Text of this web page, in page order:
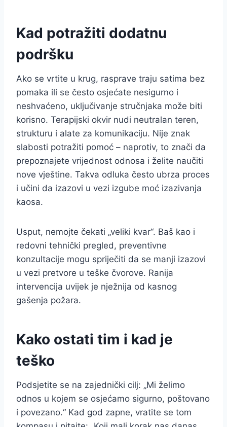
Kad potražiti dodatnu
podršku
Ako se vrtite u krug, rasprave traju satima bez
pomaka ili se često osjećate nesigurno i
neshvaćeno, uključivanje stručnjaka može biti
korisno. Terapijski okvir nudi neutralan teren,
strukturu i alate za komunikaciju. Nije znak
slabosti potražiti pomoć – naprotiv, to znači da
prepoznajete vrijednost odnosa i želite naučiti
nove vještine. Takva odluka često ubrza proces
i učini da izazovi u vezi izgube moć izazivanja
kaosa.
Usput, nemojte čekati „veliki kvar“. Baš kao i
redovni tehnički pregled, preventivne
konzultacije mogu spriječiti da se manji izazovi
u vezi pretvore u teške čvorove. Ranija
intervencija uvijek je nježnija od kasnog
gašenja požara.
Kako ostati tim i kad je
teško
Podsjetite se na zajednički cilj: „Mi želimo
odnos u kojem se osjećamo sigurno, poštovano
i povezano.“ Kad god zapne, vratite se tom